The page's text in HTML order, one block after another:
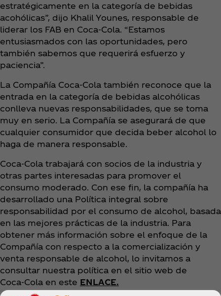
estratégicamente en la categoría de bebidas
acohólicas”, dijo Khalil Younes, responsable de
liderar los FAB en Coca‑Cola. “Estamos
entusiasmados con las oportunidades, pero
también sabemos que requerirá esfuerzo y
paciencia”.
La Compañía Coca‑Cola también reconoce que la
entrada en la categoría de bebidas alcohólicas
conlleva nuevas responsabilidades, que se toma
muy en serio. La Compañía se asegurará de que
cualquier consumidor que decida beber alcohol lo
haga de manera responsable.
Coca‑Cola trabajará con socios de la industria y
otras partes interesadas para promover el
consumo moderado. Con ese fin, la compañía ha
desarrollado una Política integral sobre
responsabilidad por el consumo de alcohol, basada
en las mejores prácticas de la industria. Para
obtener más información sobre el enfoque de la
Compañía con respecto a la comercialización y
venta responsable de alcohol, lo invitamos a
consultar nuestra política en el sitio web de
Coca‑Cola en este ENLACE.